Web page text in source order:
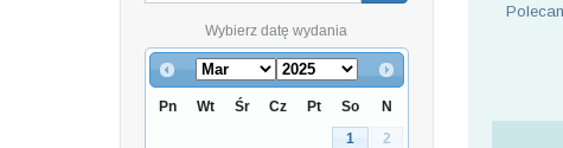
Wybierz datę wydania
Pn Wt Śr Cz Pt So
N
1
2